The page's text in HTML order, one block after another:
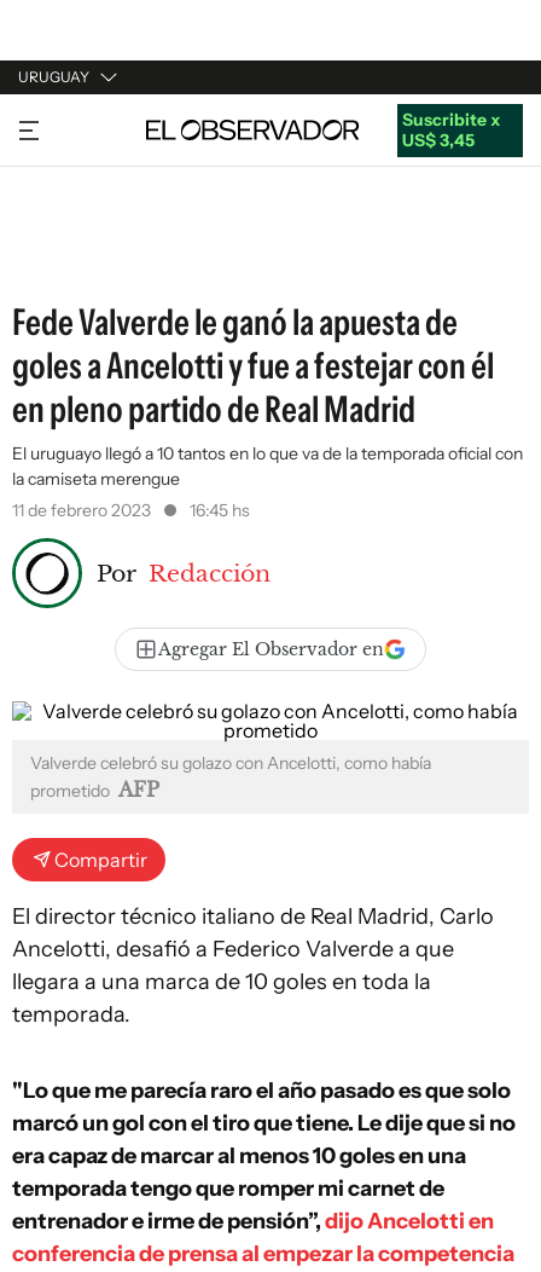
URUGUAY
URUGUAY
ARGENTINA
Suscribite x
US$ 3,45
Fede Valverde le ganó la apuesta de
goles a Ancelotti y fue a festejar con él
en pleno partido de Real Madrid
El uruguayo llegó a 10 tantos en lo que va de la temporada oficial con
la camiseta merengue
11 de febrero 2023
16:45 hs
Por Redacción
Agregar El Observador en
Valverde celebró su golazo con Ancelotti, como había
prometido AFP
Compartir
El director técnico italiano de Real Madrid, Carlo
Ancelotti, desafió a Federico Valverde a que
llegara a una marca de 10 goles en toda la
temporada.
"Lo que me parecía raro el año pasado es que solo
marcó un gol con el tiro que tiene. Le dije que si no
era capaz de marcar al menos 10 goles en una
temporada tengo que romper mi carnet de
entrenador e irme de pensión”,dijo Ancelotti en
conferencia de prensa al empezar la competencia